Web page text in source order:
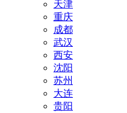
天津
重庆
成都
武汉
西安
沈阳
苏州
大连
贵阳